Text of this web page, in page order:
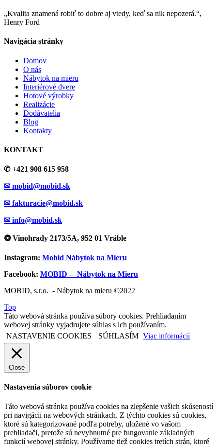
„Kvalita znamená robiť to dobre aj vtedy, keď sa nik nepozerá.“,
Henry Ford
Navigácia stránky
Domov
O nás
Nábytok na mieru
Interiérové dvere
Hotové výrobky
Realizácie
Dodávatelia
Blog
Kontakty
KONTAKT
✆ +421 908 615 958
✉ mobid@mobid.sk
✉ fakturacie@mobid.sk
✉ info@mobid.sk
⭗ Vinohrady 2173/5A, 952 01 Vráble
Instagram: Mobid Nábytok na Mieru
Facebook: MOBID – Nábytok na Mieru
MOBID, s.r.o. - Nábytok na mieru ©2022
Top
Táto webová stránka používa súbory cookies. Prehliadaním
webovej stránky vyjadrujete súhlas s ich používaním.
NASTAVENIE COOKIES
SÚHLASÍM Viac informácií
Close
Nastavenia súborov cookie
Táto webová stránka používa cookies na zlepšenie vašich skúseností
pri navigácii na webových stránkach. Z týchto cookies sú cookies,
ktoré sú kategorizované podľa potreby, uložené vo vašom
prehliadači, pretože sú nevyhnutné pre fungovanie základných
funkcií webovej stránky. Používame tiež cookies tretích strán, ktoré